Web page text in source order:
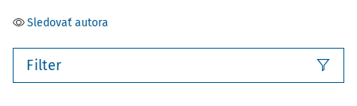
Sledovať autora
Filter